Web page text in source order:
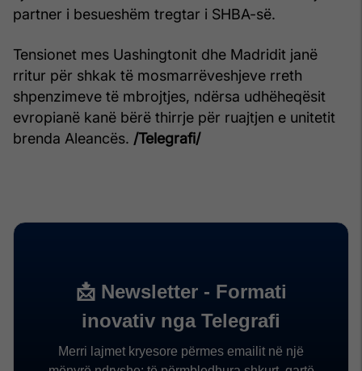
partner i besueshëm tregtar i SHBA-së.
Tensionet mes Uashingtonit dhe Madridit janë
rritur për shkak të mosmarrëveshjeve rreth
shpenzimeve të mbrojtjes, ndërsa udhëheqësit
evropianë kanë bërë thirrje për ruajtjen e unitetit
brenda Aleancës. /Telegrafi/